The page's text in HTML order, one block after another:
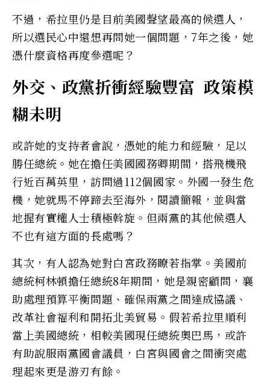
不過，希拉里仍是目前美國聲望最高的候選人，
所以選民心中還想再問她一個問題，7年之後，她
憑什麼資格再度參選呢？
外交、政黨折衝經驗豐富 政策模
糊未明
或許她的支持者會說，憑她的能力和經驗，足以
勝任總統。她在擔任美國國務卿期間，搭飛機飛
行近百萬英里，訪問過112個國家。外國一發生危
機，她就馬不停蹄去至海外，閱讀簡報，並與當
地握有實權人士積極斡旋。但兩黨的其他候選人
不也有這方面的長處嗎？
其次，有人認為她對白宮政務瞭若指掌。美國前
總統柯林頓擔任總統8年期間，她是親密顧問，襄
助處理預算平衡問題、確保兩黨之間達成協議、
改革社會福利和開拓北美貿易。假若希拉里順利
當上美國總統，相較美國現任總統奧巴馬，或許
有助說服兩黨國會議員，白宮與國會之間衝突處
理起來更是游刃有餘。